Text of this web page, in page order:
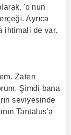
'o'nun
Ayrıca
ihtimali de var.
Zaten
Şimdi bana
seviyesinde
Tantalus'a